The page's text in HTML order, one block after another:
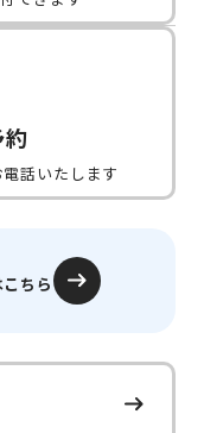
話いたします
ちら